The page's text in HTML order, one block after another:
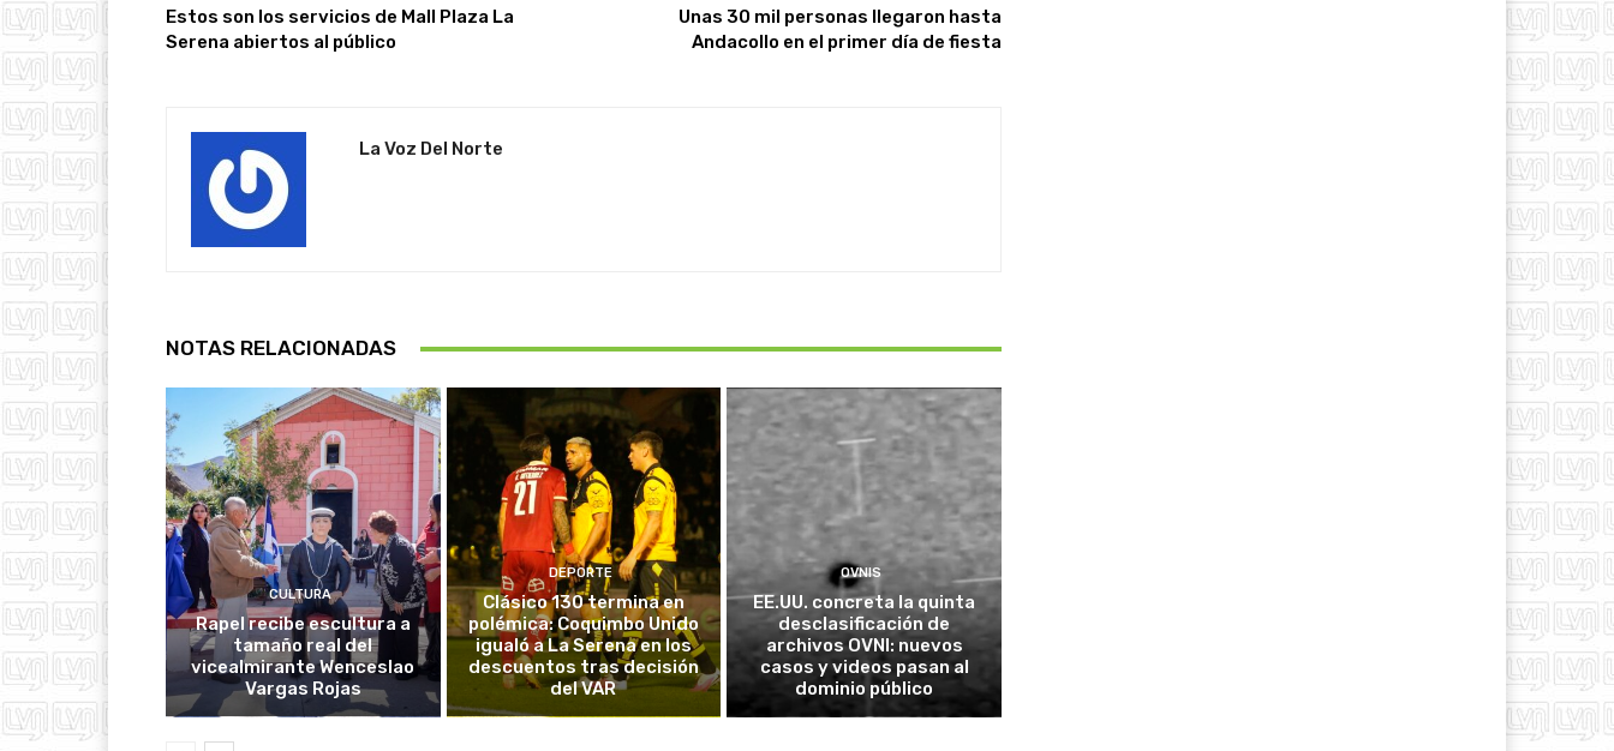
Estos son los servicios de Mall Plaza La
Serena abiertos al público
Unas 30 mil personas llegaron hasta
Andacollo en el primer día de fiesta
La Voz Del Norte
NOTAS RELACIONADAS
CULTURA
Rapel recibe escultura a
tamaño real del
vicealmirante Wenceslao
Vargas Rojas
DEPORTE
Clásico 130 termina en
polémica: Coquimbo Unido
igualó a La Serena en los
descuentos tras decisión
del VAR
OVNIS
EE.UU. concreta la quinta
desclasificación de
archivos OVNI: nuevos
casos y videos pasan al
dominio público